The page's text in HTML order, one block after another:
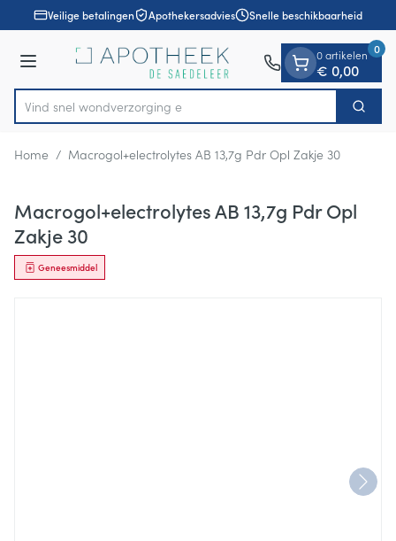
Ga naar de inhoud
1 van 1Veilige betalingen Apothekersadvies Snelle beschikbaarheid
Menu
Product, merk, categorie...
Vind snel wondver Zoek
0 artikelen
€ 0,00
0
Home / Macrogol+electrolytes AB 13,7g Pdr Opl Zakje 30
Macrogol+electrolytes AB 13,7g Pdr Opl
Zakje 30
Geneesmiddel